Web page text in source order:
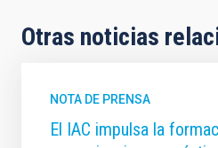
Otras noticias
NOTA DE PRENSA
El IAC impulsa la